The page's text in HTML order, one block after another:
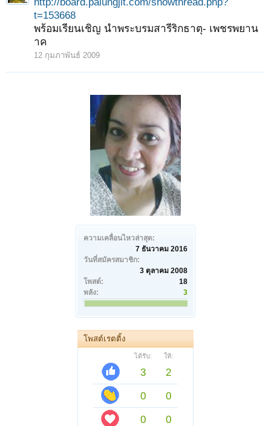
ความเคลื่อนไหวล่าสุด:
7 ธันวาคม 2016
วันที่สมัครสมาชิก:
3 ตุลาคม 2008
โพสต์:
18
พลัง:
3
โพสต์เรตติ้ง
ได้รับ: ให้:
3
2
0
0
0
0
t=153668
พร้อมเรียนเชิญ นำพระบรมสารีริกธาตุ- เพชรพยาน
าค
12 กุมภาพันธ์ 2009